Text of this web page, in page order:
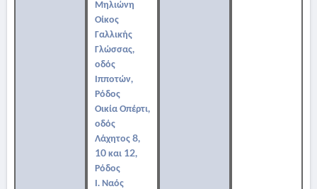
Μηλιώνη
Οίκος
Γαλλικής
Γλώσσας,
οδός
Ιπποτών,
Ρόδος
Οικία Οπέρτι,
οδός
Λάχητος 8,
10 και 12,
Ρόδος
Ι. Ναός